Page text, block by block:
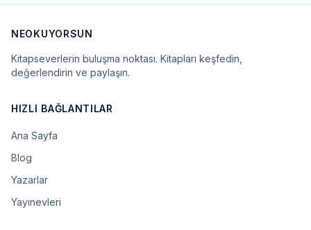
NEOKUYORSUN
Kitapseverlerin buluşma noktası. Kitapları keşfedin,
değerlendirin ve paylaşın.
HIZLI BAĞLANTILAR
Ana Sayfa
Blog
Yazarlar
Yayınevleri